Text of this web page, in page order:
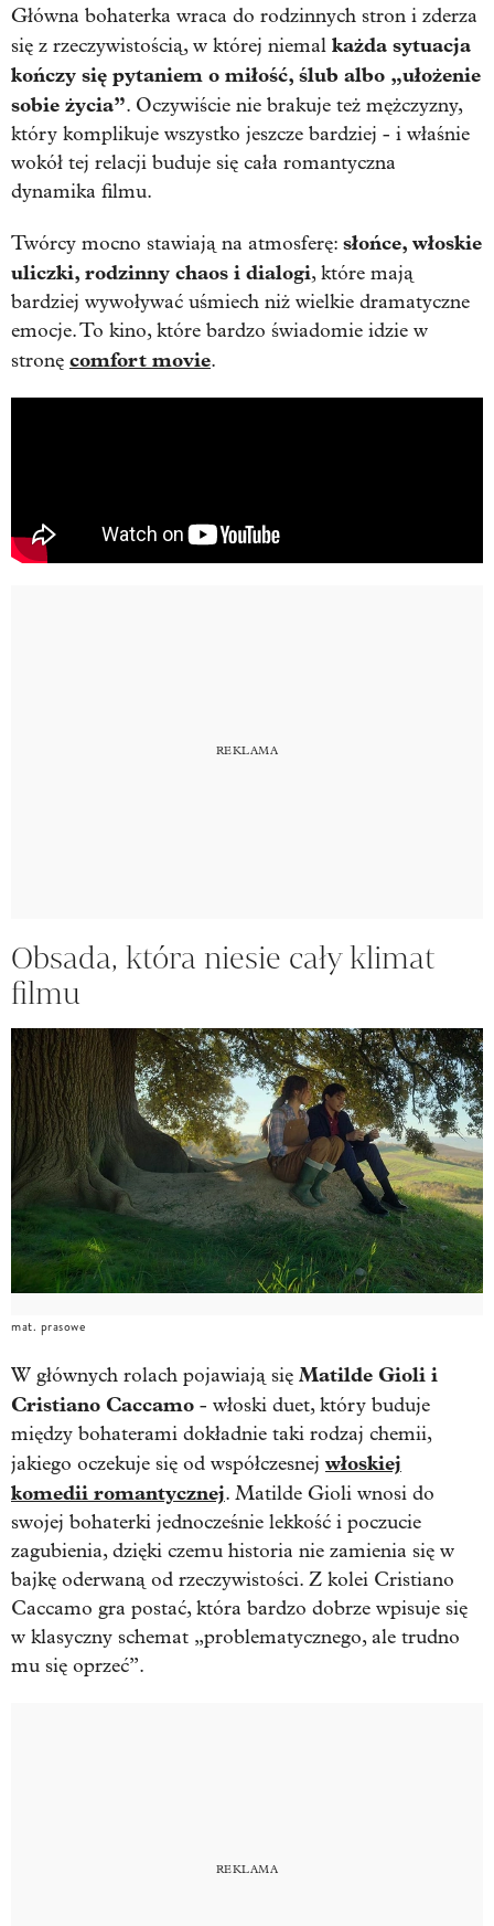
Główna bohaterka wraca do rodzinnych stron i zderza
się z rzeczywistością, w której niemal każda sytuacja
kończy się pytaniem o miłość, ślub albo „ułożenie
sobie życia”. Oczywiście nie brakuje też mężczyzny,
który komplikuje wszystko jeszcze bardziej - i właśnie
wokół tej relacji buduje się cała romantyczna
dynamika filmu.
Twórcy mocno stawiają na atmosferę: słońce, włoskie
uliczki, rodzinny chaos i dialogi, które mają
bardziej wywoływać uśmiech niż wielkie dramatyczne
emocje. To kino, które bardzo świadomie idzie w
stronę comfort movie.
Obsada, która niesie cały klimat
filmu
mat. prasowe
W głównych rolach pojawiają się Matilde Gioli i
Cristiano Caccamo - włoski duet, który buduje
między bohaterami dokładnie taki rodzaj chemii,
jakiego oczekuje się od współczesnej włoskiej
komedii romantycznej. Matilde Gioli wnosi do
swojej bohaterki jednocześnie lekkość i poczucie
zagubienia, dzięki czemu historia nie zamienia się w
bajkę oderwaną od rzeczywistości. Z kolei Cristiano
Caccamo gra postać, która bardzo dobrze wpisuje się
w klasyczny schemat „problematycznego, ale trudno
mu się oprzeć”.